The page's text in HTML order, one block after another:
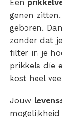
Een
genen
geboren.
zonder dat
filter in je
prikkels díe
kost heel
Jouw
mogelijkheid